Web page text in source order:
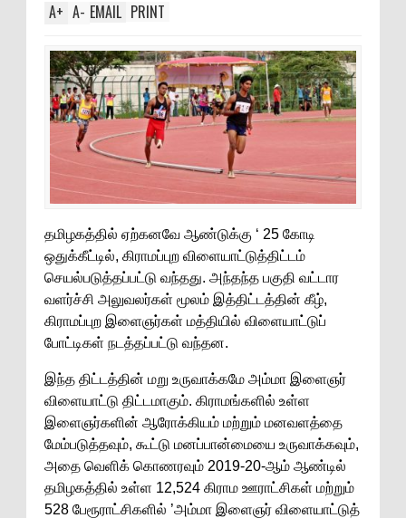
A+ A- EMAIL PRINT
தமிழகத்தில் ஏற்கனவே ஆண்டுக்கு ‘ 25 கோடி
ஒதுக்கீட்டில், கிராமப்புற விளையாட்டுத்திட்டம்
செயல்படுத்தப்பட்டு வந்தது. அந்தந்த பகுதி வட்டார
வளர்ச்சி அலுவலர்கள் மூலம் இத்திட்டத்தின் கீழ்,
கிராமப்புற இளைஞர்கள் மத்தியில் விளையாட்டுப்
போட்டிகள் நடத்தப்பட்டு வந்தன.
இந்த திட்டத்தின் மறு உருவாக்கமே அம்மா இளைஞர்
விளையாட்டு திட்டமாகும். கிராமங்களில் உள்ள
இளைஞர்களின் ஆரோக்கியம் மற்றும் மனவளத்தை
மேம்படுத்தவும், கூட்டு மனப்பான்மையை உருவாக்கவும்,
அதை வெளிக் கொணரவும் 2019-20-ஆம் ஆண்டில்
தமிழகத்தில் உள்ள 12,524 கிராம ஊராட்சிகள் மற்றும்
528 பேரூராட்சிகளில் ’அம்மா இளைஞர் விளையாட்டுத்